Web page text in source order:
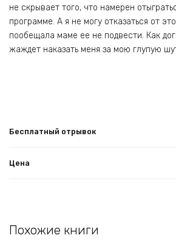
не скрывает того, что намерен
программе. А я не могу отказаться от
пообещала маме ее не подвести. Как
жаждет наказать меня за мою глупую
Бесплатный отрывок
Цена
Похожие книги